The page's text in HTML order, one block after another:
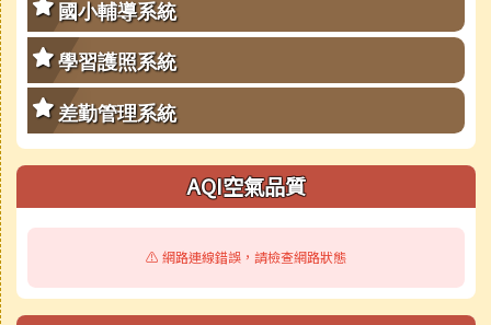
國小輔導系統
學習護照系統
差勤管理系統
AQI空氣品質
⚠️ 網路連線錯誤，請檢查網路狀態